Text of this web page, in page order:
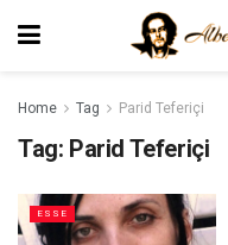
Home Tag Parid Teferiçi
Tag: Parid Teferiçi
ESSE